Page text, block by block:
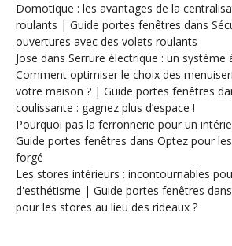
Domotique : les avantages de la
roulants | Guide portes fenêtres dans
ouvertures avec des volets roulants
Jose dans Serrure électrique : un système
Comment optimiser le choix des
votre maison ? | Guide portes fenêtres
coulissante : gagnez plus d’espace !
Pourquoi pas la ferronnerie pour un
Guide portes fenêtres dans Optez pour
forgé
Les stores intérieurs : incontournables
d'esthétisme | Guide portes fenêtres dans
pour les stores au lieu des rideaux ?